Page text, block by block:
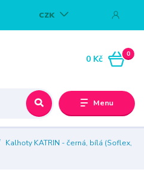
Menu
CZK
0
0 Kč
Kalhoty KATRIN - černá, bílá (Soflex,